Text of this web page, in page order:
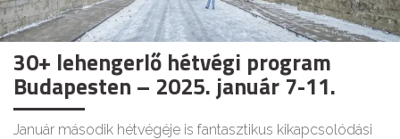
30+ lehengerlő hétvégi program
Budapesten – 2025. január 7-11.
Január második hétvégéje is fantasztikus kikapcsolódási